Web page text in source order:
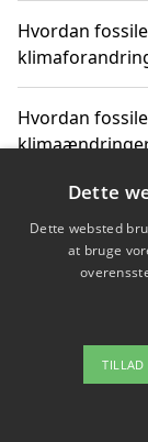
Hvordan
Hvordan
Hvordan
vores
Dette
Dette websted
at bruge
TILLAD